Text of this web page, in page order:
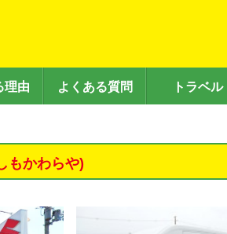
理由 よくある質問 トラベル
もかわらや)